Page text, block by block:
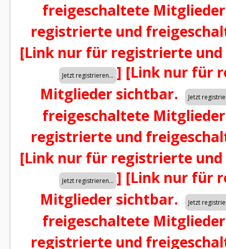
freigeschaltete
registrierte und
[Link nur für registrierte
] [Link nur für
Mitglieder sichtbar.
freigeschaltete
registrierte und
[Link nur für registrierte
] [Link nur für
Mitglieder sichtbar.
freigeschaltete
registrierte und